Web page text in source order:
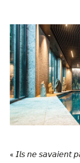
« 𝘐𝘭𝘴 𝘯𝘦 𝘴𝘢𝘷𝘢𝘪𝘦𝘯𝘵